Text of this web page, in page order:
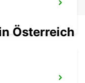
Österreich